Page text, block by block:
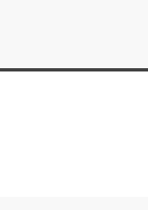
content